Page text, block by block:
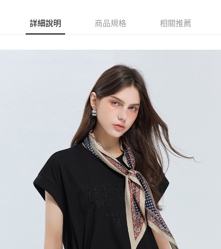
每筆NT$80，滿NT$2,000(含以上)免運費
每筆NT$80，滿NT$2,000(含以上)免運費
每筆NT$80，滿NT$2,000(含以上)免運費
每筆NT$120，滿NT$2,000(含以上)免運費
每筆NT$400，滿NT$2,000(含以上)免運費
付款後門市自取
詳細說明 商品規格 相關推薦